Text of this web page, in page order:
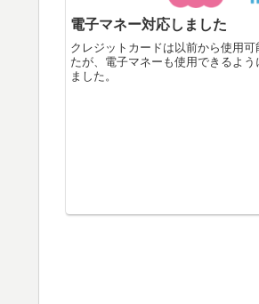
電子マネー対応しました
クレジットカードは以前から使用可
たが、電子マネーも使用できるよう
ました。